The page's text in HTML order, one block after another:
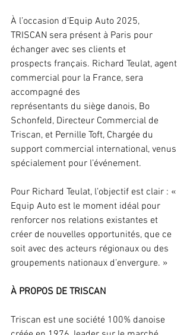
À l’occasion d’Equip Auto 2025,
TRISCAN sera présent à Paris pour
échanger avec ses clients et
prospects français. Richard Teulat, agent
commercial pour la France, sera
accompagné des
représentants du siège danois, Bo
Schonfeld, Directeur Commercial de
Triscan, et Pernille Toft, Chargée du
support commercial international, venus
spécialement pour l’événement.
Pour Richard Teulat, l’objectif est clair : «
Equip Auto est le moment idéal pour
renforcer nos relations existantes et
créer de nouvelles opportunités, que ce
soit avec des acteurs régionaux ou des
groupements nationaux d’envergure. »
À PROPOS DE TRISCAN
Triscan est une société 100% danoise